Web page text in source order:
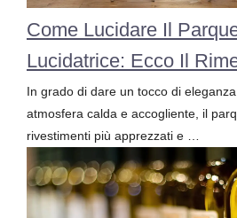
Come Lucidare Il
Lucidatrice: Ecco Il
In grado di dare un tocco di
atmosfera calda e accogliente, il
rivestimenti più apprezzati e …